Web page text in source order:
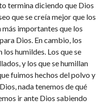
termina diciendo que Dios
que se creía mejor que los
más importantes que los
Dios. En cambio, los
humildes. Los que se
y los que se humillan
fuimos hechos del polvo y
nada tenemos de qué
ir ante Dios sabiendo